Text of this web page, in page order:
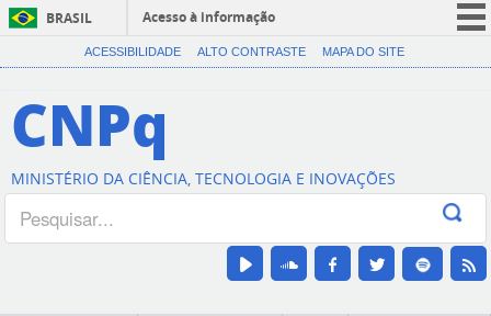
BRASIL
Acesso à informação
CORONAVÍRUS (COVID-19)
Canais
ACESSIBILIDADE ALTO CONTRASTE MAPA DO SITE
CNPq
MINISTÉRIO DA CIÊNCIA, TECNOLOGIA E INOVAÇÕES